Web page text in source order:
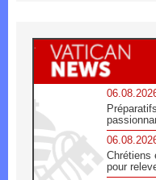
Chrétiens
pour